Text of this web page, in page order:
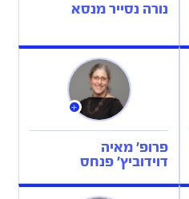
נורה נסייר מנסא
פרופ' מאיה
דוידוביץ' פנחס